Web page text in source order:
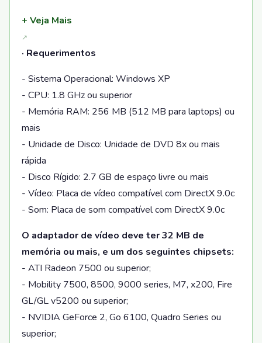
+ Veja Mais
· Requerimentos
- Sistema Operacional: Windows XP
- CPU: 1.8 GHz ou superior
- Memória RAM: 256 MB (512 MB para laptops) ou
mais
- Unidade de Disco: Unidade de DVD 8x ou mais
rápida
- Disco Rígido: 2.7 GB de espaço livre ou mais
- Vídeo: Placa de vídeo compatível com DirectX 9.0c
- Som: Placa de som compatível com DirectX 9.0c
O adaptador de vídeo deve ter 32 MB de
memória ou mais, e um dos seguintes chipsets:
- ATI Radeon 7500 ou superior;
- Mobility 7500, 8500, 9000 series, M7, x200, Fire
GL/GL v5200 ou superior;
- NVIDIA GeForce 2, Go 6100, Quadro Series ou
superior;